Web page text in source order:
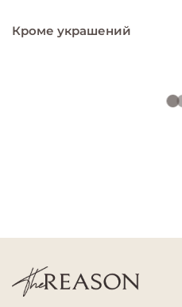
Кроме украшений